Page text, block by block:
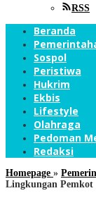
RSS
Beranda
Sospol
Peristiwa
Hukrim
Ekbis
Lifestyle
Olahraga
Pedoman
Redaksi
Homepage »
Lingkungan Pemkot